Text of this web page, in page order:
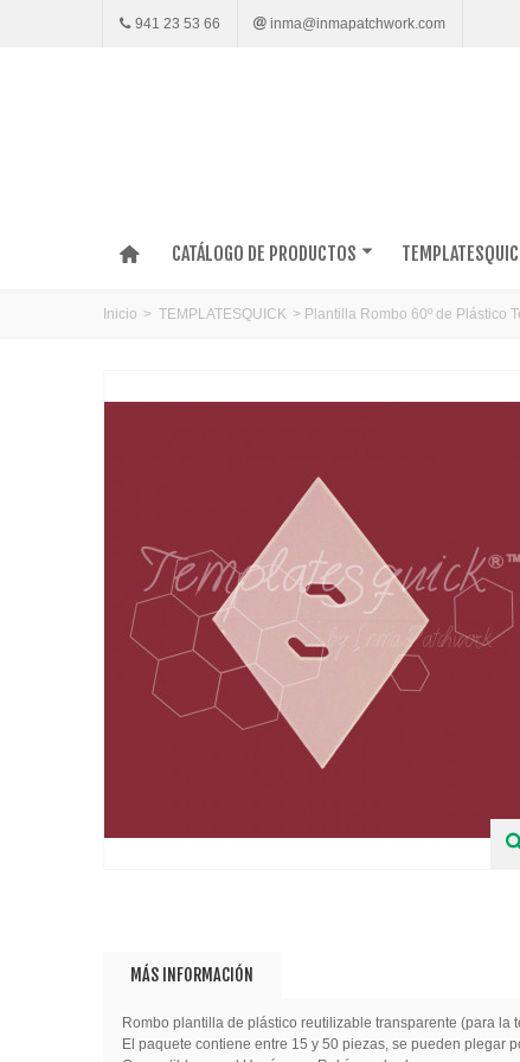
941 23 53 66 inma@inmapatchwork.com
CATÁLOGO DE PRODUCTOS
Inicio > TEMPLATESQUICK > Plantilla Rombo 60º de Plástico
MÁS INFORMACIÓN
Rombo plantilla de plástico reutilizable transparente (para
El paquete contiene entre 15 y 50 piezas, se pueden plegar